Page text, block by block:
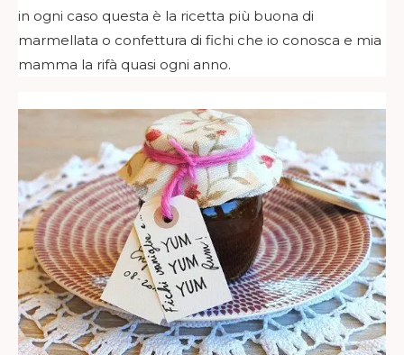
in ogni caso questa è la ricetta più buona di
marmellata o confettura di fichi che io conosca e mia
mamma la rifà quasi ogni anno.